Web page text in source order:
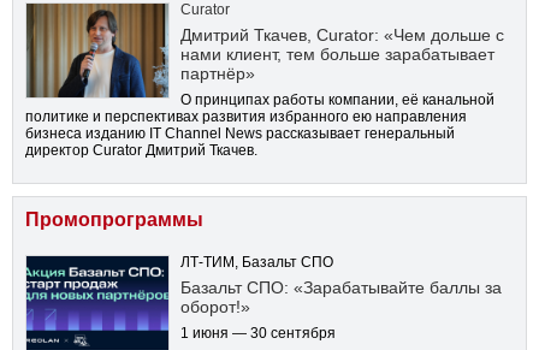
Curator
Дмитрий Ткачев, Curator: «Чем дольше с
нами клиент, тем больше зарабатывает
партнёр»
О принципах работы компании, её канальной
политике и перспективах развития избранного ею направления
бизнеса изданию IT Channel News рассказывает генеральный
директор Curator Дмитрий Ткачев.
Промопрограммы
ЛТ-ТИМ, Базальт СПО
Базальт СПО: «Зарабатывайте баллы за
оборот!»
1 июня — 30 сентября